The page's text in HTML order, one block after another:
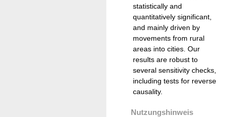
statistically and
quantitatively significant,
and mainly driven by
movements from rural
areas into cities. Our
results are robust to
several sensitivity checks,
including tests for reverse
causality.
Nutzungshinweis